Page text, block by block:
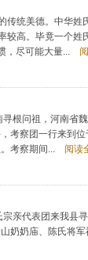
统美德。中华姓
较高。毕竟一个姓
，尽可能大量...
根问祖，河南省
考察团一行来到
考察期间...
阅读
亲代表团来我县
奶庙、陈氏将军